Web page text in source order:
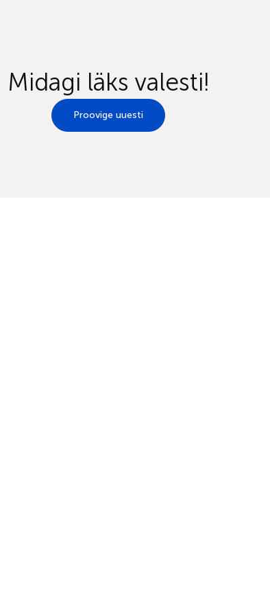
Midagi läks valesti!
Proovige uuesti